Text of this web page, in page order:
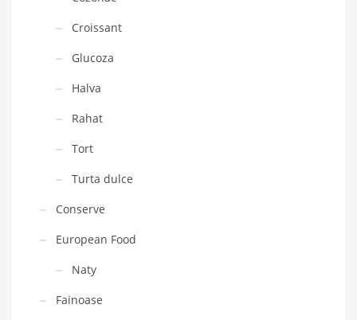
Croissant
Glucoza
Halva
Rahat
Tort
Turta dulce
Conserve
European Food
Naty
Fainoase